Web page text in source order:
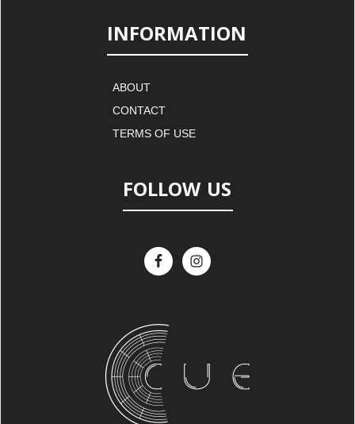
INFORMATION
ABOUT
CONTACT
TERMS OF USE
FOLLOW US